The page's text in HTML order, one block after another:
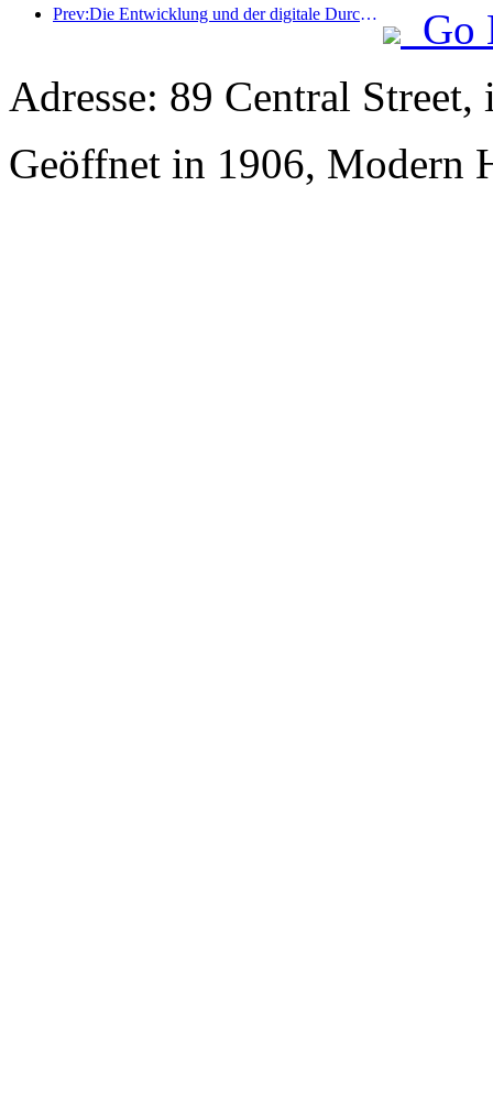
Prev:Die Entwicklung und der digitale Durchbruch von High-End-Hotels in China
Go
Adresse: 89 Central
Geöffnet in 1906, Modern